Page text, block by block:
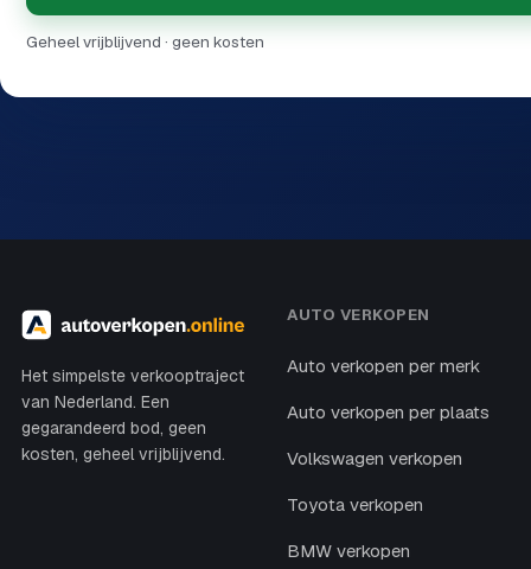
Geheel vrijblijvend · geen kosten
Het simpelste verkooptraject
van Nederland. Een
gegarandeerd bod, geen
kosten, geheel vrijblijvend.
AUTO VERKOPEN
Auto verkopen per merk
Auto verkopen per plaats
Volkswagen verkopen
Toyota verkopen
BMW verkopen